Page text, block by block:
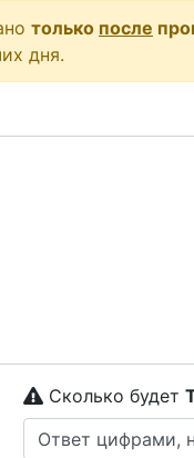
только после
дня.
Сколько будет